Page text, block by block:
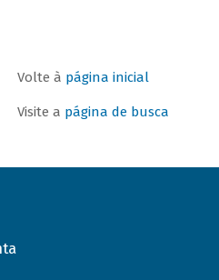
Volte à página inicial
Visite a página de busca